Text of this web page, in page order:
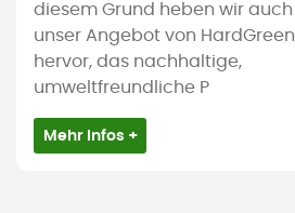
diesem Grund heben wir auch
unser Angebot von HardGreen
hervor, das nachhaltige,
umweltfreundliche P
Mehr Infos +